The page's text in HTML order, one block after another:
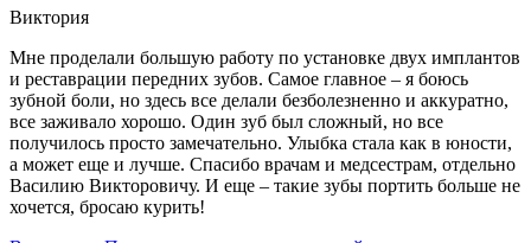
Виктория
Мне проделали большую работу по установке двух имплантов
и реставрации передних зубов. Самое главное – я боюсь
зубной боли, но здесь все делали безболезненно и аккуратно,
все заживало хорошо. Один зуб был сложный, но все
получилось просто замечательно. Улыбка стала как в юности,
а может еще и лучше. Спасибо врачам и медсестрам, отдельно
Василию Викторовичу. И еще – такие зубы портить больше не
хочется, бросаю курить!